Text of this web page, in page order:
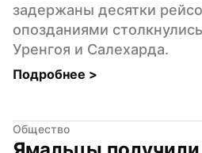
задержаны десятки
опозданиями
Уренгоя и Салехарда.
Подробнее >
Общество